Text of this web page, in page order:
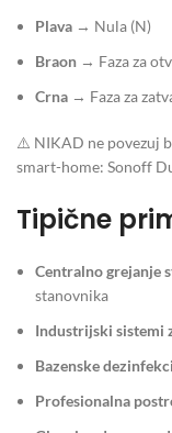
Plava → Nula (N)
Braon → Faza za
Crna → Faza za
⚠️ NIKAD ne povezuj
smart-home: Sonoff
Tipične
Centralno grejanje
stanovnika
Industrijski sistemi
Bazenske
Profesionalna